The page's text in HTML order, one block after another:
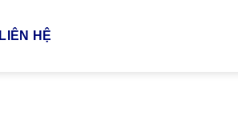
LIÊN HỆ